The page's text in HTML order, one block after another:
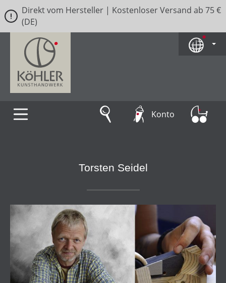
Zum Hauptinhalt springen
Direkt vom Hersteller | Kostenloser Versand ab 75 €
(DE)
Konto
Torsten Seidel